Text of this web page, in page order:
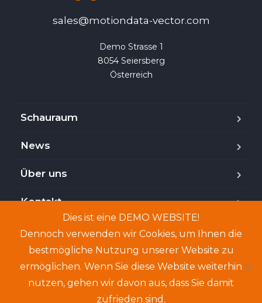
sales@motiondata-vector.com
Demo Strasse 1
8054 Seiersberg
Österreich
Schauraum
News
Über uns
Kontakt
Copyright © 2024. Demo-Website. Genannte Personen
und Angebote sind frei erfunden.
Dies ist eine DEMO WEBSITE!
Dennoch verwenden wir Cookies, um Ihnen die
bestmögliche Nutzung unserer Website zu
ermöglichen. Wenn Sie diese Website weiterhin
nutzen, gehen wir davon aus, dass Sie damit
zufrieden sind.